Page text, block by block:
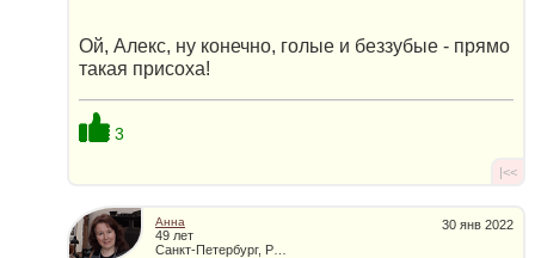
Ой, Алекс, ну конечно, голые и беззубые - прямо
такая присоха!
3
|<<
30 янв 2022
Анна
49 лет